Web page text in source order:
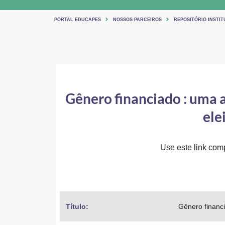
PORTAL EDUCAPES NOSSOS PARCEIROS REPOSITÓRIO
Gênero financiado : uma
Use este link
Título: Gênero